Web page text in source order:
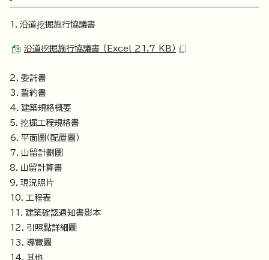
1．沿道挖掘施行協議書
沿道挖掘施行協議書 （Excel 21.7 KB）
2．委託書
3．誓約書
4．建築規格概要
5．挖掘工程規格書
6．平面圖（配置圖）
7．山留計劃圖
8．山留計算書
9．現況照片
10．工程表
11．建築確認通知書影本
12．引照點詳細圖
13．導覽圖
14．其他